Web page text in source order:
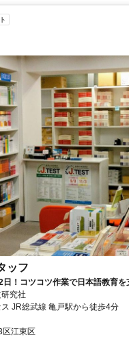
ッフ
日！コツコツ作業で日本語教育
究社
JR総武線 亀戸駅から徒歩4分
区江東区